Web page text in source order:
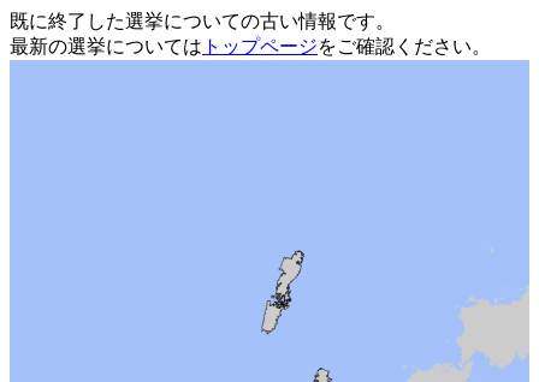
既に終了した選挙についての古い情報です。
最新の選挙については トップページをご確認ください。